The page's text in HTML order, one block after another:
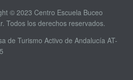
© 2023 Centro Escuela Buceo
Todos los derechos reservados.
de Turismo Activo de Andalucía AT-